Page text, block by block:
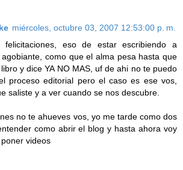
miércoles, octubre 03, 2007 12:53:00 p. m.
felicitaciones, eso de estar escribiendo a
como que el alma pesa hasta que
y dice YA NO MAS, uf de ahi no te puedo
proceso editorial pero el caso es ese vos,
saliste y a ver cuando se nos descubre.
no te ahueves vos, yo me tarde como dos
como abrir el blog y hasta ahora voy
videos